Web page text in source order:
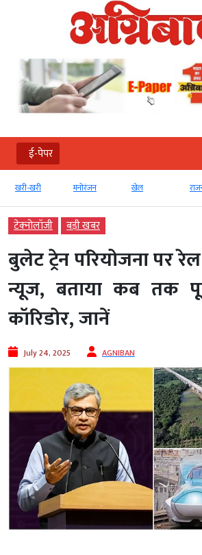
ई-पेपर
खरी-खरी मनोरंजन खेल
टेक्‍नोलॉजी बड़ी खबर
बुलेट ट्रेन परियोजना पर
न्यूज, बताया कब तक
कॉरिडोर, जानें
July 24, 2025 AGNIBAN